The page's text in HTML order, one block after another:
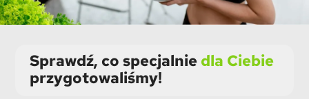
Sprawdź, co specjalnie dla Ciebie
przygotowaliśmy!